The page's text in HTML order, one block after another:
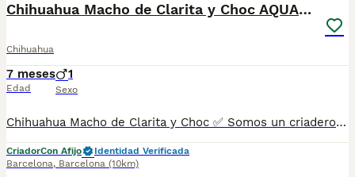
Chihuahua Macho de Clarita y Choc AQUANATURA
Chihuahua
7 meses
Edad
1
Sexo
Chihuahua Macho de Clarita y Choc ✅ Somos un criadero autorizado y certificado por la Generalitat de Catalunya bajo el número de Núcleo Zoológico G25/00314. PARA MÁS INFORMACIÓN: ☎️ 933095977 📱 685878504 / 674320847 💻 Más fotos y vídeos en nuestra web www.aquanatura.es 🚙 Hacemos envíos 📌 Calle Roger de Flor 45, muy cerca del Arc de Triomf de Barcelona, de Lunes a Sábados. Se entregan con sus vacunas, desparasitados interna y externamente, con microchip y su registro, cartilla sanitaria y contrato de garantías, documentación legal y factura. AQUANATURA
CriadorCon Afijo
Identidad Verificada
Barcelona, Barcelona (10km)